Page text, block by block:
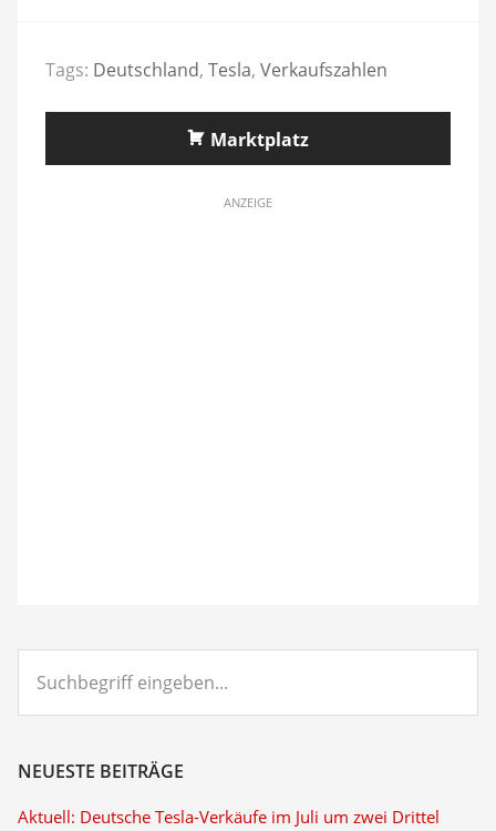
Tags: Deutschland, Tesla, Verkaufszahlen
Marktplatz
ANZEIGE
eingeben...
NEUESTE BEITRÄGE
Aktuell: Deutsche Tesla-Verkäufe im Juli um zwei Drittel